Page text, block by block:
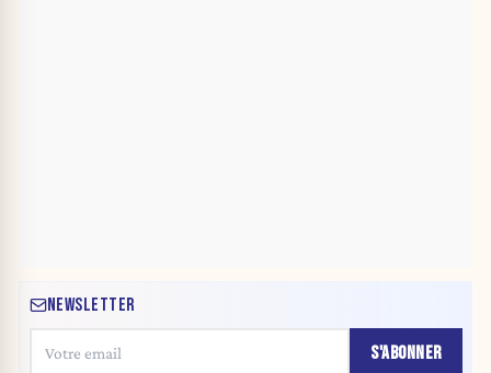
NEWSLETTER
S'ABONNER